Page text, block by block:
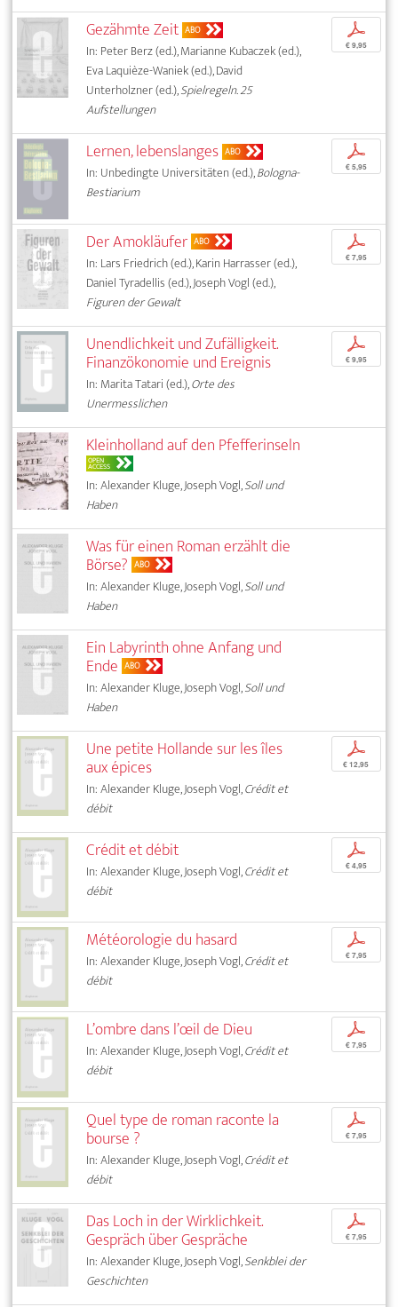
Gezähmte Zeit ABO
In: Peter Berz (ed.), Marianne Kubaczek (ed.),
Eva Laquièze-Waniek (ed.), David
Unterholzner (ed.),Spielregeln. 25
Aufstellungen
p
€ 9,95
Lernen, lebenslanges ABO
In: Unbedingte Universitäten (ed.),Bologna-
Bestiarium
p
€ 5,95
Der Amokläufer ABO
In: Lars Friedrich (ed.), Karin Harrasser (ed.),
Daniel Tyradellis (ed.), Joseph Vogl (ed.),
Figuren der Gewalt
p
€ 7,95
Unendlichkeit und Zufälligkeit.
Finanzökonomie und Ereignis
In: Marita Tatari (ed.),Orte des
Unermesslichen
p
€ 9,95
Kleinholland auf den Pfefferinseln
OPEN
ACCESS
In: Alexander Kluge, Joseph Vogl,Soll und
Haben
Was für einen Roman erzählt die
Börse? ABO
In: Alexander Kluge, Joseph Vogl,Soll und
Haben
Ein Labyrinth ohne Anfang und
Ende ABO
In: Alexander Kluge, Joseph Vogl,Soll und
Haben
Une petite Hollande sur les îles
aux épices
In: Alexander Kluge, Joseph Vogl,Crédit et
débit
p
€ 12,95
Crédit et débit
In: Alexander Kluge, Joseph Vogl,Crédit et
débit
p
€ 4,95
Météorologie du hasard
In: Alexander Kluge, Joseph Vogl,Crédit et
débit
p
€ 7,95
L’ombre dans l’œil de Dieu
In: Alexander Kluge, Joseph Vogl,Crédit et
débit
p
€ 7,95
Quel type de roman raconte la
bourse ?
In: Alexander Kluge, Joseph Vogl,Crédit et
débit
p
€ 7,95
Das Loch in der Wirklichkeit.
Gespräch über Gespräche
In: Alexander Kluge, Joseph Vogl,Senkblei der
Geschichten
p
€ 7,95